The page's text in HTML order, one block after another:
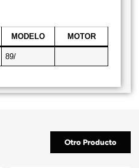
MODELO MOTOR
89/
Otro Producto